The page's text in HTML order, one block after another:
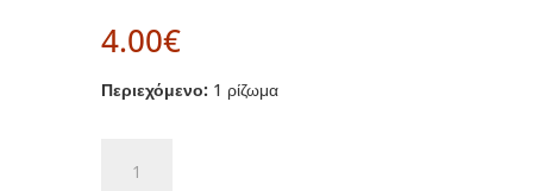
4.00€
Περιεχόμενο: 1 ρίζωμα
Phlox